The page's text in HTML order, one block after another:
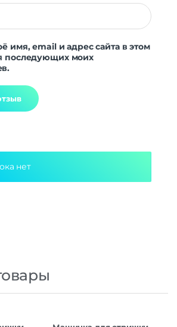
имя, email и адрес сайта в этом
последующих моих
нет